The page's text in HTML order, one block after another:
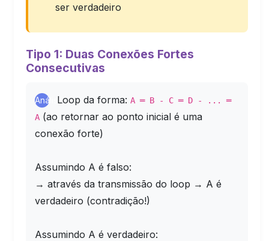
ser verdadeiro
Tipo 1: Duas Conexões Fortes
Consecutivas
AnáliseLoop da forma: A ═ B - C ═ D - ... ═
A (ao retornar ao ponto inicial é uma
conexão forte)
Assumindo A é falso:
→ através da transmissão do loop → A é
verdadeiro (contradição!)
Assumindo A é verdadeiro: